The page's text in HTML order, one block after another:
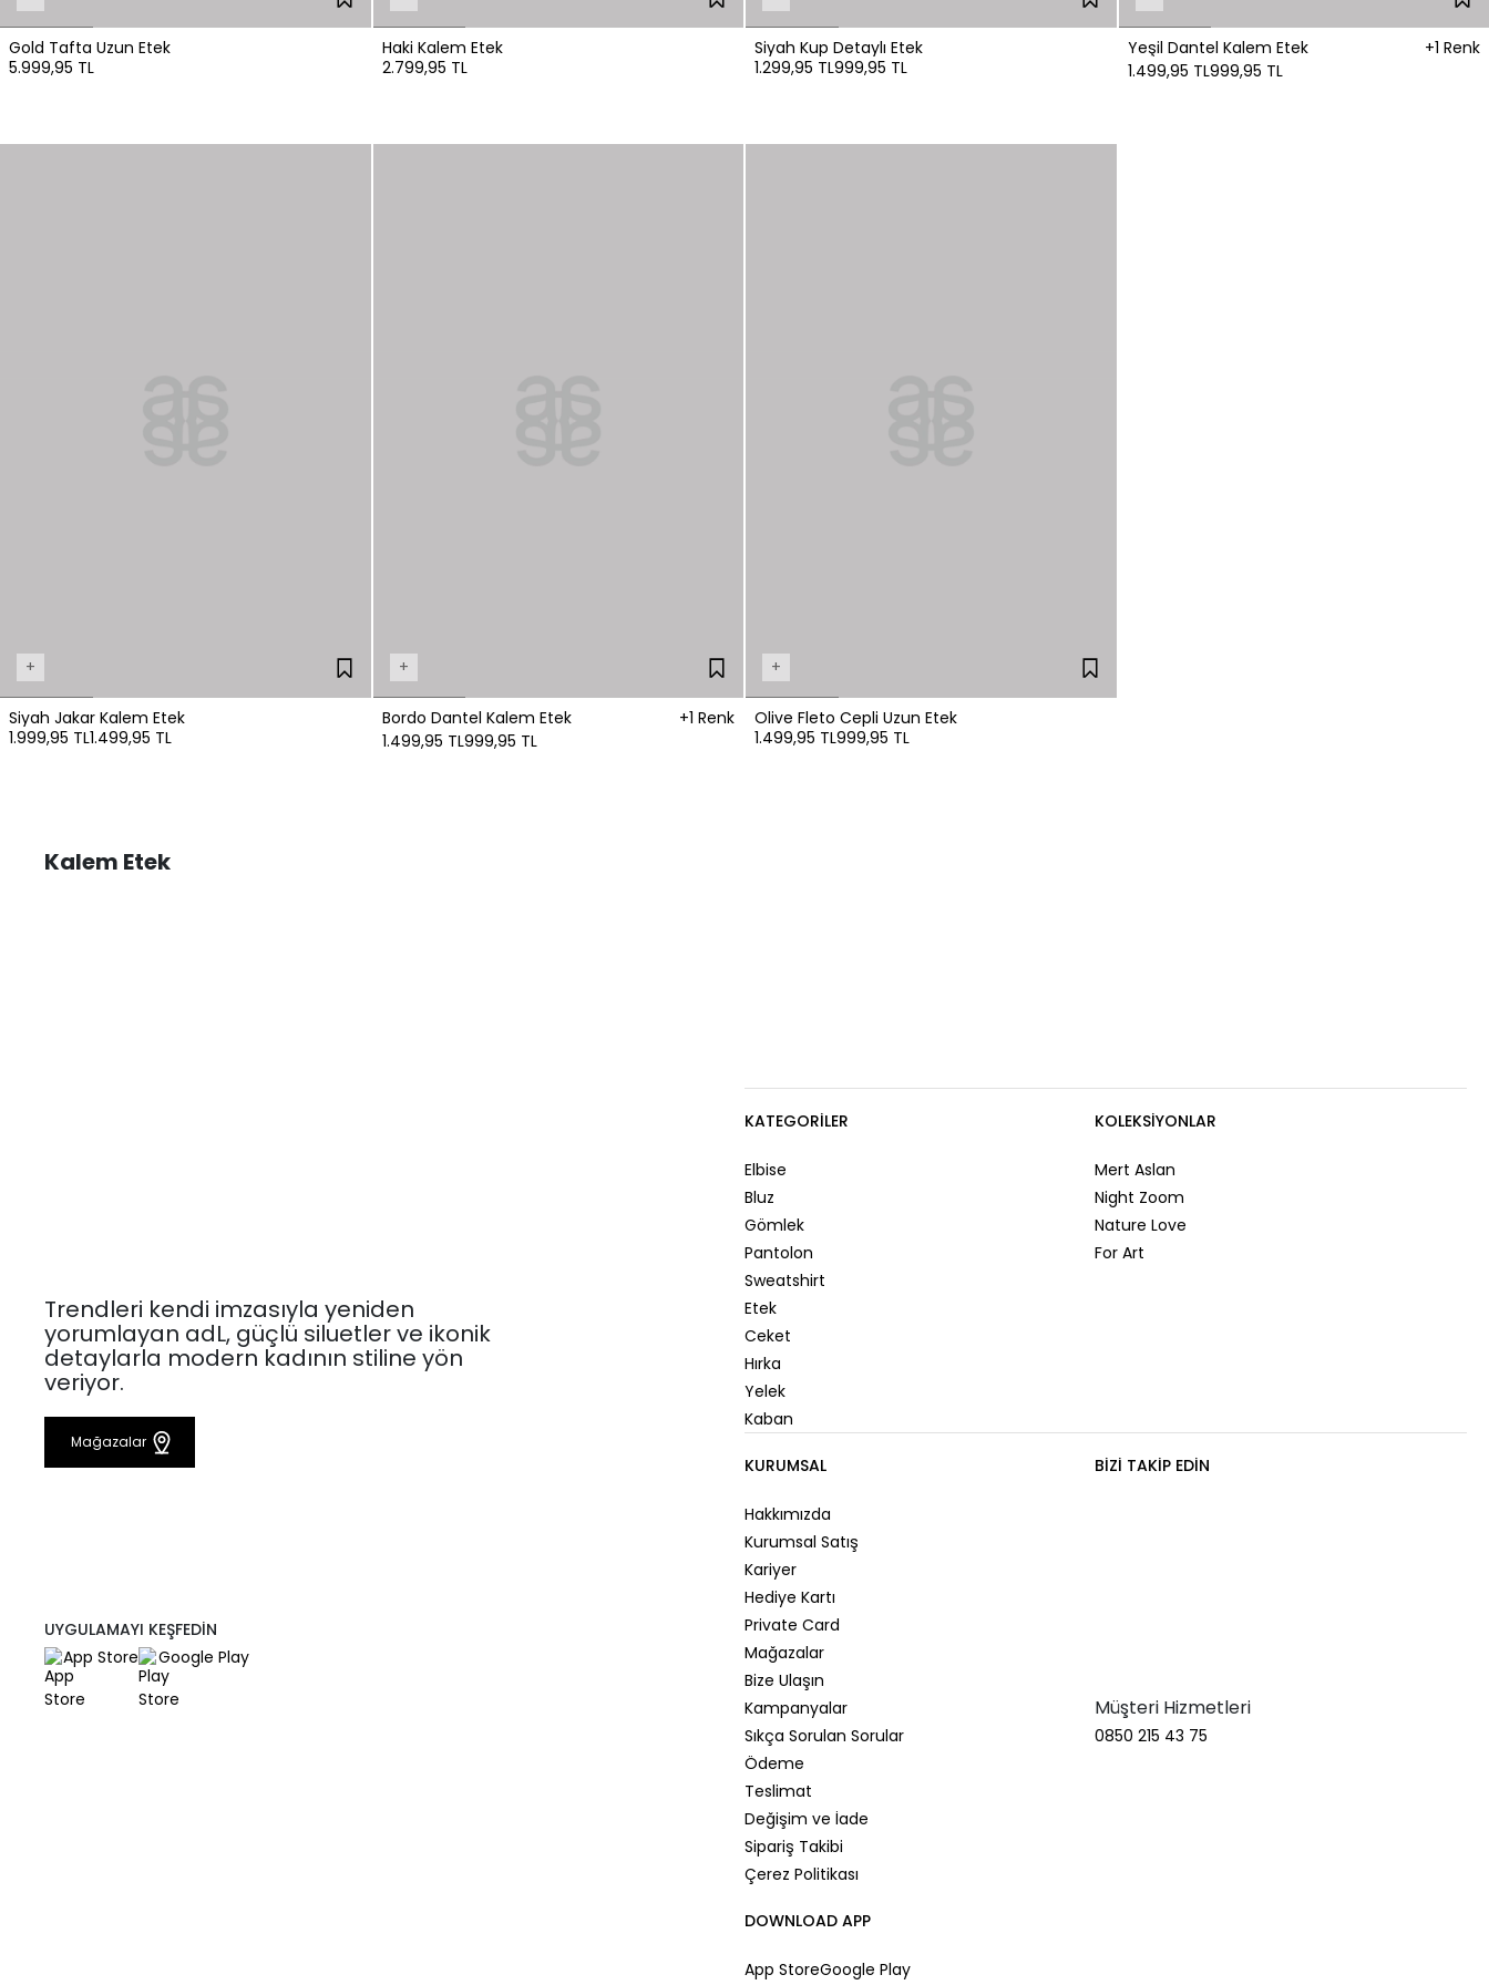
Gold Tafta Uzun Etek
5.999,95 TL
Haki Kalem Etek
2.799,95 TL
Siyah Kup Detaylı Etek
1.299,95 TL999,95 TL
Yeşil Dantel Kalem Etek
+1 Renk
1.499,95 TL999,95 TL
+
Siyah Jakar Kalem Etek
1.999,95 TL1.499,95 TL
+
Bordo Dantel Kalem Etek
+1 Renk
1.499,95 TL999,95 TL
+
Olive Fleto Cepli Uzun Etek
1.499,95 TL999,95 TL
Kalem Etek
Trendleri kendi imzasıyla yeniden
yorumlayan adL, güçlü siluetler ve ikonik
detaylarla modern kadının stiline yön
veriyor.
Mağazalar
UYGULAMAYI KEŞFEDİN
App Store
Google Play
KATEGORILER
Elbise
Bluz
Gömlek
Pantolon
Sweatshirt
Etek
Ceket
Hırka
Yelek
Kaban
KOLEKSIYONLAR
Mert Aslan
Night Zoom
Nature Love
For Art
KURUMSAL
Hakkımızda
Kurumsal Satış
Kariyer
Hediye Kartı
Private Card
Mağazalar
Bize Ulaşın
Kampanyalar
Sıkça Sorulan Sorular
Ödeme
Teslimat
Değişim ve İade
Sipariş Takibi
Çerez Politikası
BIZI TAKIP EDIN
Müşteri Hizmetleri
0850 215 43 75
DOWNLOAD APP
App StoreGoogle Play